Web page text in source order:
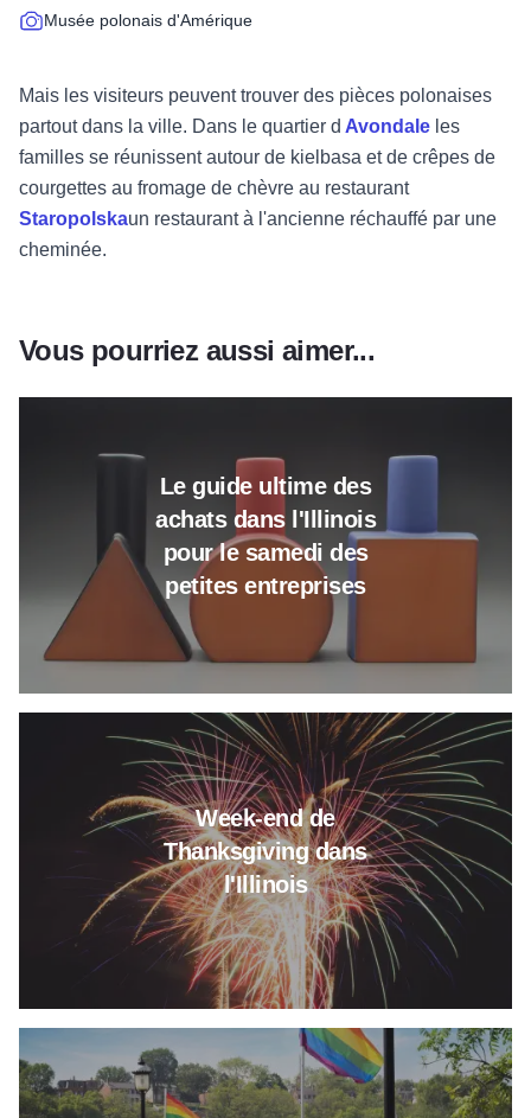
Musée polonais d'Amérique
Mais les visiteurs peuvent trouver des pièces polonaises
partout dans la ville. Dans le quartier d Avondale les
familles se réunissent autour de kielbasa et de crêpes de
courgettes au fromage de chèvre au restaurant
Staropolskaun restaurant à l'ancienne réchauffé par une
cheminée.
Vous pourriez aussi aimer...
Le guide ultime des
achats dans l'Illinois
pour le samedi des
petites entreprises
Week-end de
Thanksgiving dans
l'Illinois
En savoir plus sur le week-
En savoir plus sur Les